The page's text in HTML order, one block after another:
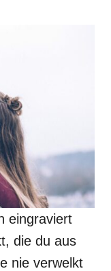
eingraviert
die du aus
nie verwelkt